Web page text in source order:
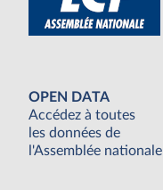
OPEN DATA
Accédez à toutes
les données de
l'Assemblée nationale